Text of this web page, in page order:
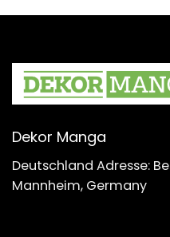
Dekor Manga
Deutschland Adresse:
Mannheim, Germany